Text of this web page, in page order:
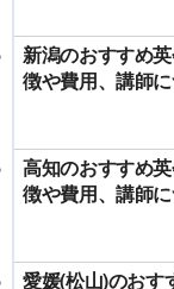
新潟のおすすめ
徴や費用、講師
高知のおすすめ
徴や費用、講師
愛媛(松山)のおす